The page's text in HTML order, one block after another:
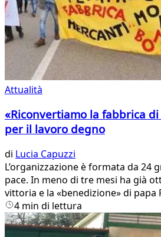
Attualità
«Riconvertiamo la fabbrica
per il lavoro degno
di Lucia Capuzzi
L’organizzazione è formata da 24
pace. In meno di tre mesi ha già
vittoria e la «benedizione» di papa
4 min di lettura